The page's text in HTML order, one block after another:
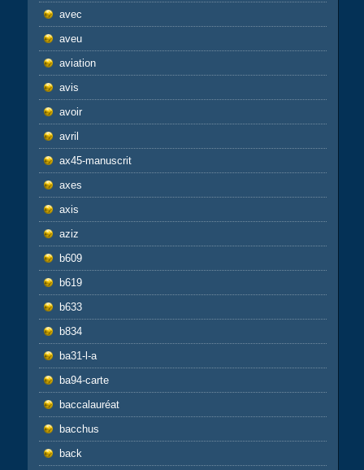
avec
aveu
aviation
avis
avoir
avril
ax45-manuscrit
axes
axis
aziz
b609
b619
b633
b834
ba31-l-a
ba94-carte
baccalauréat
bacchus
back